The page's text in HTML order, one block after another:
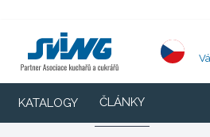
KATALOGY ČLÁNKY